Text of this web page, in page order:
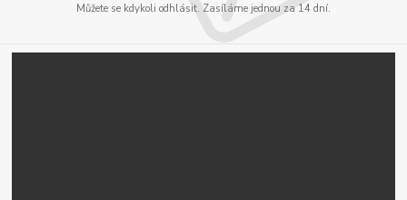
Můžete se kdykoli odhlásit. Zasíláme jednou za 14 dní.